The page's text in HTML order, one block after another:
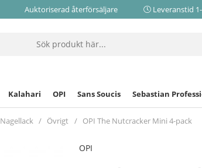
Auktoriserad återförsäljare Leveranstid
Kalahari OPI Sans Soucis Sebastian
Nagellack Övrigt OPI The Nutcracker Mini 4-pack
OPI